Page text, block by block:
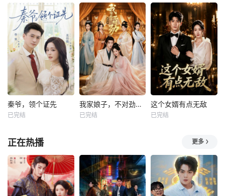
秦爷，领个证先
已完结
我家娘子，不对劲第四季
已完结
这个女婿有点无敌
已完结
正在热播 更多